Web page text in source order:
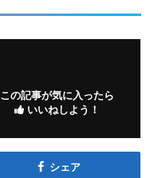
この記事が気に入ったら
いいねしよう！
シェア